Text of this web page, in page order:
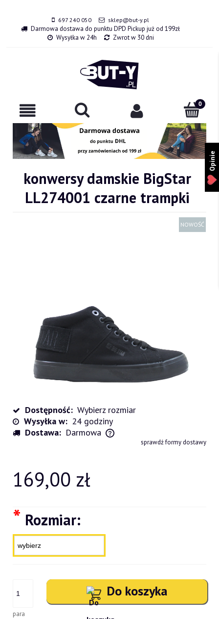
697 240 050 sklep@but-y.pl
Darmowa dostawa do punktu DPD Pickup już od 199zł
Wysyłka w 24h
Zwrot w 30 dni
konwersy damskie BigStar
LL274001 czarne trampki
NOWOŚĆ
Dostępność: Wybierz rozmiar
Wysyłka w: 24 godziny
Dostawa: Darmowa
Cena nie zawiera ewentualnych kosztów płatnościsprawdź formy dostawy
169,00 zł
* Rozmiar:
para
Do koszyka
Opinie